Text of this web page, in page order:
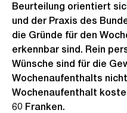
Beurteilung orientiert
und der Praxis des
die Gründe für den
erkennbar sind. Rein
Wünsche sind für die
Wochenaufenthalts
Wochenaufenthalt
60 Franken.